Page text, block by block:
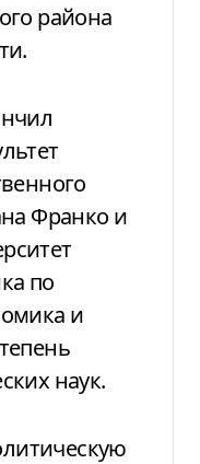
района
Франко и
по
и
наук.